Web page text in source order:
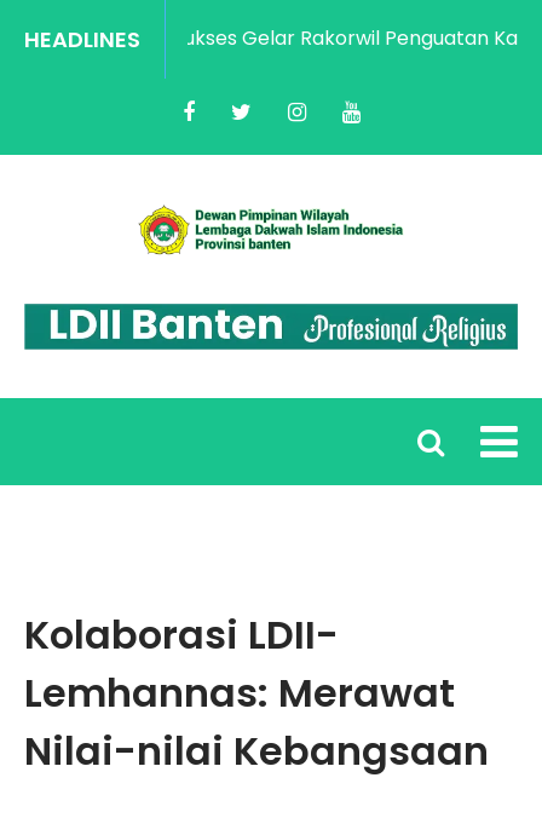
HEADLINES
LDII Banten Sukses Gelar Rakorwil Penguatan
Kolaborasi LDII-
Lemhannas: Merawat
Nilai-nilai Kebangsaan